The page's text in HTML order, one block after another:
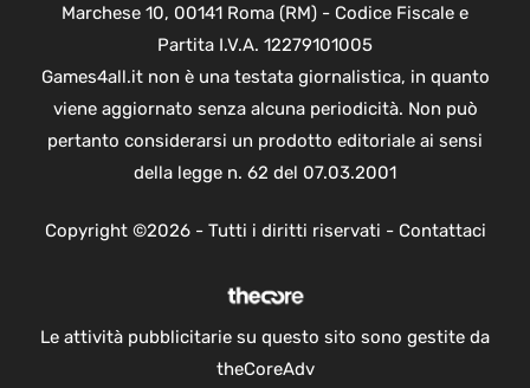
Marchese 10, 00141 Roma (RM) - Codice Fiscale e
Partita I.V.A. 12279101005
Games4all.it non è una testata giornalistica, in quanto
viene aggiornato senza alcuna periodicità. Non può
pertanto considerarsi un prodotto editoriale ai sensi
della legge n. 62 del 07.03.2001
Copyright ©2026 - Tutti i diritti riservati - Contattaci
Le attività pubblicitarie su questo sito sono gestite da
theCoreAdv